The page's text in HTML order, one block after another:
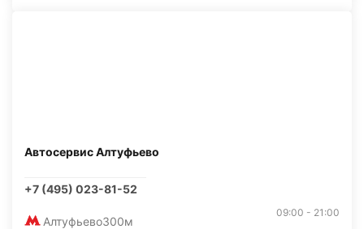
Автосервис Алтуфьево
+7 (495) 023-81-52
Алтуфьево300м
09:00 - 21:00